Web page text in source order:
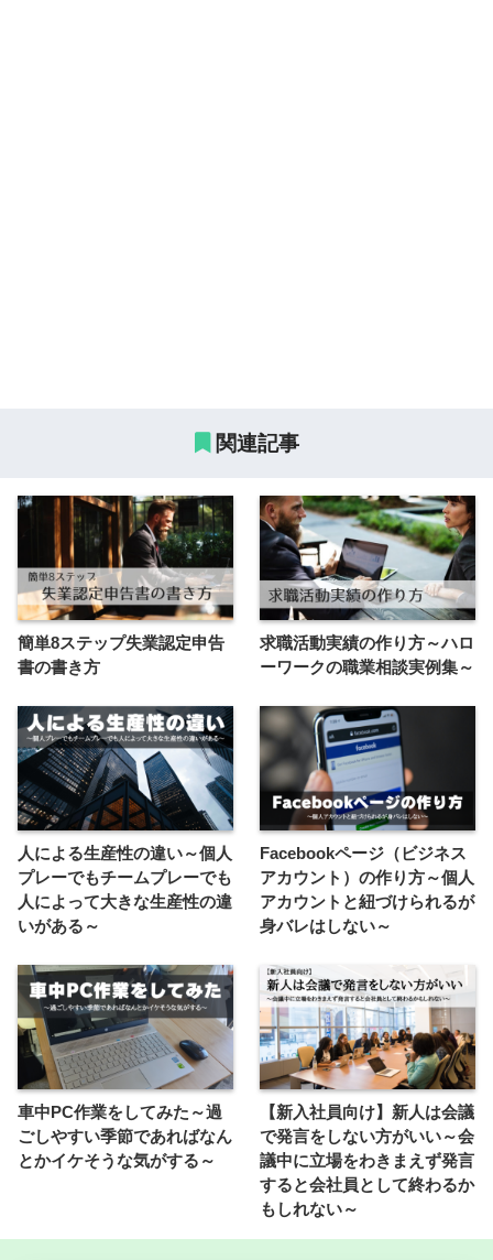
関連記事
簡単8ステップ失業認定申告
書の書き方
求職活動実績の作り方～ハロ
ーワークの職業相談実例集～
人による生産性の違い～個人
プレーでもチームプレーでも
人によって大きな生産性の違
いがある～
Facebookページ（ビジネス
アカウント）の作り方～個人
アカウントと紐づけられるが
身バレはしない～
車中PC作業をしてみた～過
ごしやすい季節であればなん
とかイケそうな気がする～
【新入社員向け】新人は会議
で発言をしない方がいい～会
議中に立場をわきまえず発言
すると会社員として終わるか
もしれない～